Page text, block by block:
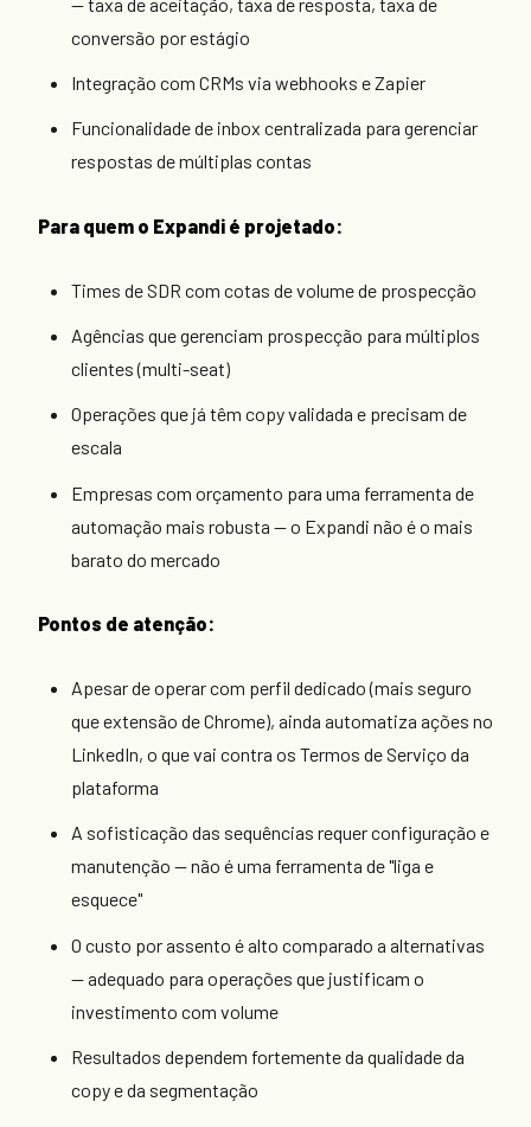
conversão por estágio
Integração com CRMs via webhooks e Zapier
Funcionalidade de inbox centralizada para gerenciar
respostas de múltiplas contas
Para quem o Expandi é projetado:
Times de SDR com cotas de volume de prospecção
Agências que gerenciam prospecção para múltiplos
clientes (multi-seat)
Operações que já têm copy validada e precisam de
escala
Empresas com orçamento para uma ferramenta de
automação mais robusta — o Expandi não é o mais
barato do mercado
Pontos de atenção:
Apesar de operar com perfil dedicado (mais seguro
que extensão de Chrome), ainda automatiza ações no
LinkedIn, o que vai contra os Termos de Serviço da
plataforma
A sofisticação das sequências requer configuração e
manutenção — não é uma ferramenta de "liga e
esquece"
O custo por assento é alto comparado a alternativas
— adequado para operações que justificam o
investimento com volume
Resultados dependem fortemente da qualidade da
copy e da segmentação